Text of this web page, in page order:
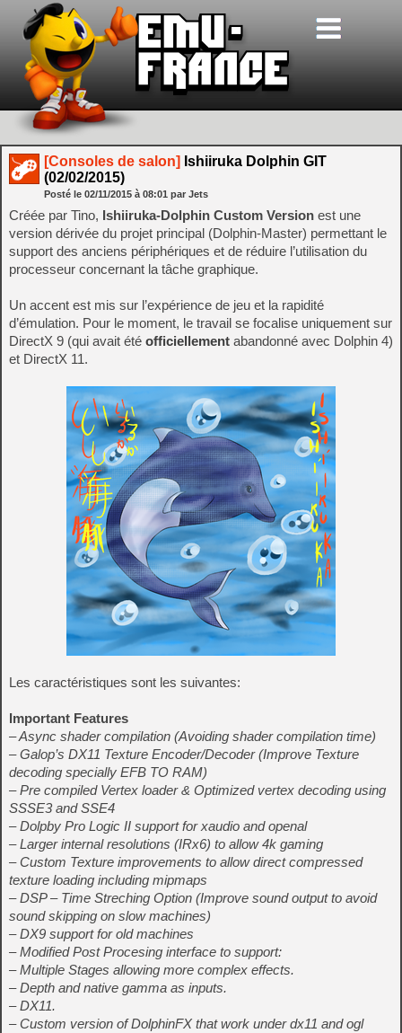
[Consoles de salon] Ishiiruka Dolphin GIT
(02/02/2015)
Posté le 02/11/2015 à 08:01 par Jets
Créée par Tino, Ishiiruka-Dolphin Custom Version est une
version dérivée du projet principal (Dolphin-Master) permettant le
support des anciens périphériques et de réduire l’utilisation du
processeur concernant la tâche graphique.
Un accent est mis sur l’expérience de jeu et la rapidité
d’émulation. Pour le moment, le travail se focalise uniquement sur
DirectX 9 (qui avait été officiellement abandonné avec Dolphin 4)
et DirectX 11.
Les caractéristiques sont les suivantes:
Important Features
– Async shader compilation (Avoiding shader compilation time)
– Galop’s DX11 Texture Encoder/Decoder (Improve Texture
decoding specially EFB TO RAM)
– Pre compiled Vertex loader & Optimized vertex decoding using
SSSE3 and SSE4
– Dolpby Pro Logic II support for xaudio and openal
– Larger internal resolutions (IRx6) to allow 4k gaming
– Custom Texture improvements to allow direct compressed
texture loading including mipmaps
– DSP – Time Streching Option (Improve sound output to avoid
sound skipping on slow machines)
– DX9 support for old machines
– Modified Post Procesing interface to support:
– Multiple Stages allowing more complex effects.
– Depth and native gamma as inputs.
– DX11.
– Custom version of DolphinFX that work under dx11 and ogl